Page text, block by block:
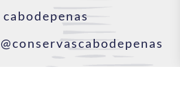
cabodepenas
@conservascabodepenas